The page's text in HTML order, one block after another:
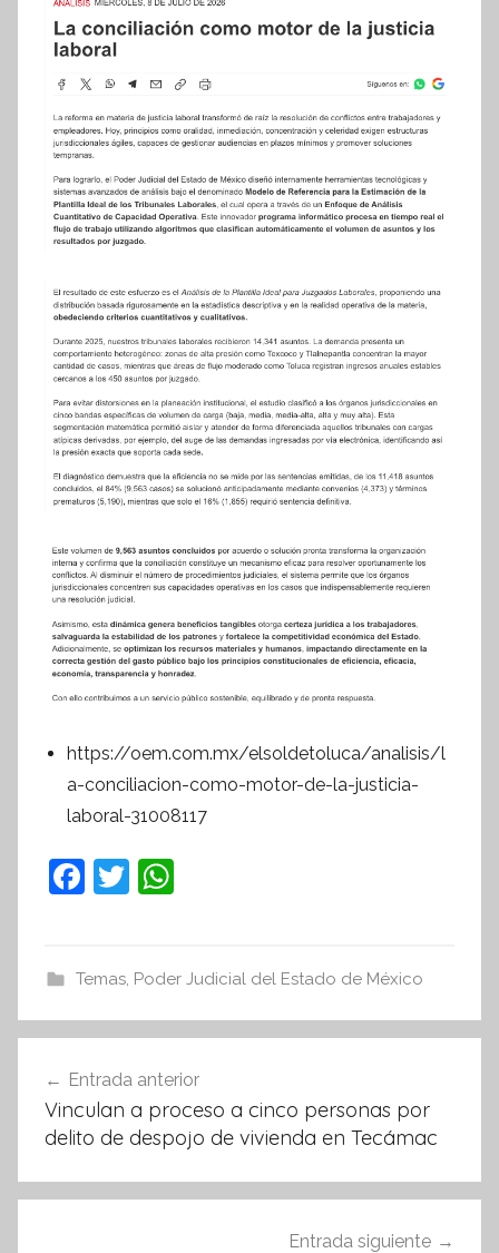
https://oem.com.mx/elsoldetoluca/analisis/l
a-conciliacion-como-motor-de-la-justicia-
laboral-31008117
F
e
b
o
k
T
er s
A
p
Temas, Poder Judicial del Estado de México
de
entradas
Entrada anterior
Vinculan a proceso a cinco personas por
delito de despojo de vivienda en Tecámac
Entrada siguiente